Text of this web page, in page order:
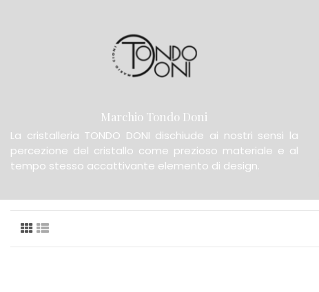
Marchio Tondo Doni
La cristalleria TONDO DONI dischiude ai nostri sensi la
percezione del cristallo come prezioso materiale e al
tempo stesso accattivante elemento di design.